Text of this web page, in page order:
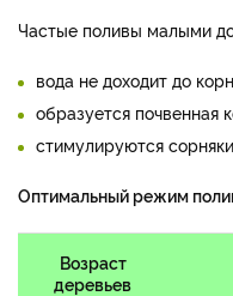
Частые поливы малыми
вода не доходит до
образуется почвенная
стимулируются
Оптимальный режим
Возраст
деревьев